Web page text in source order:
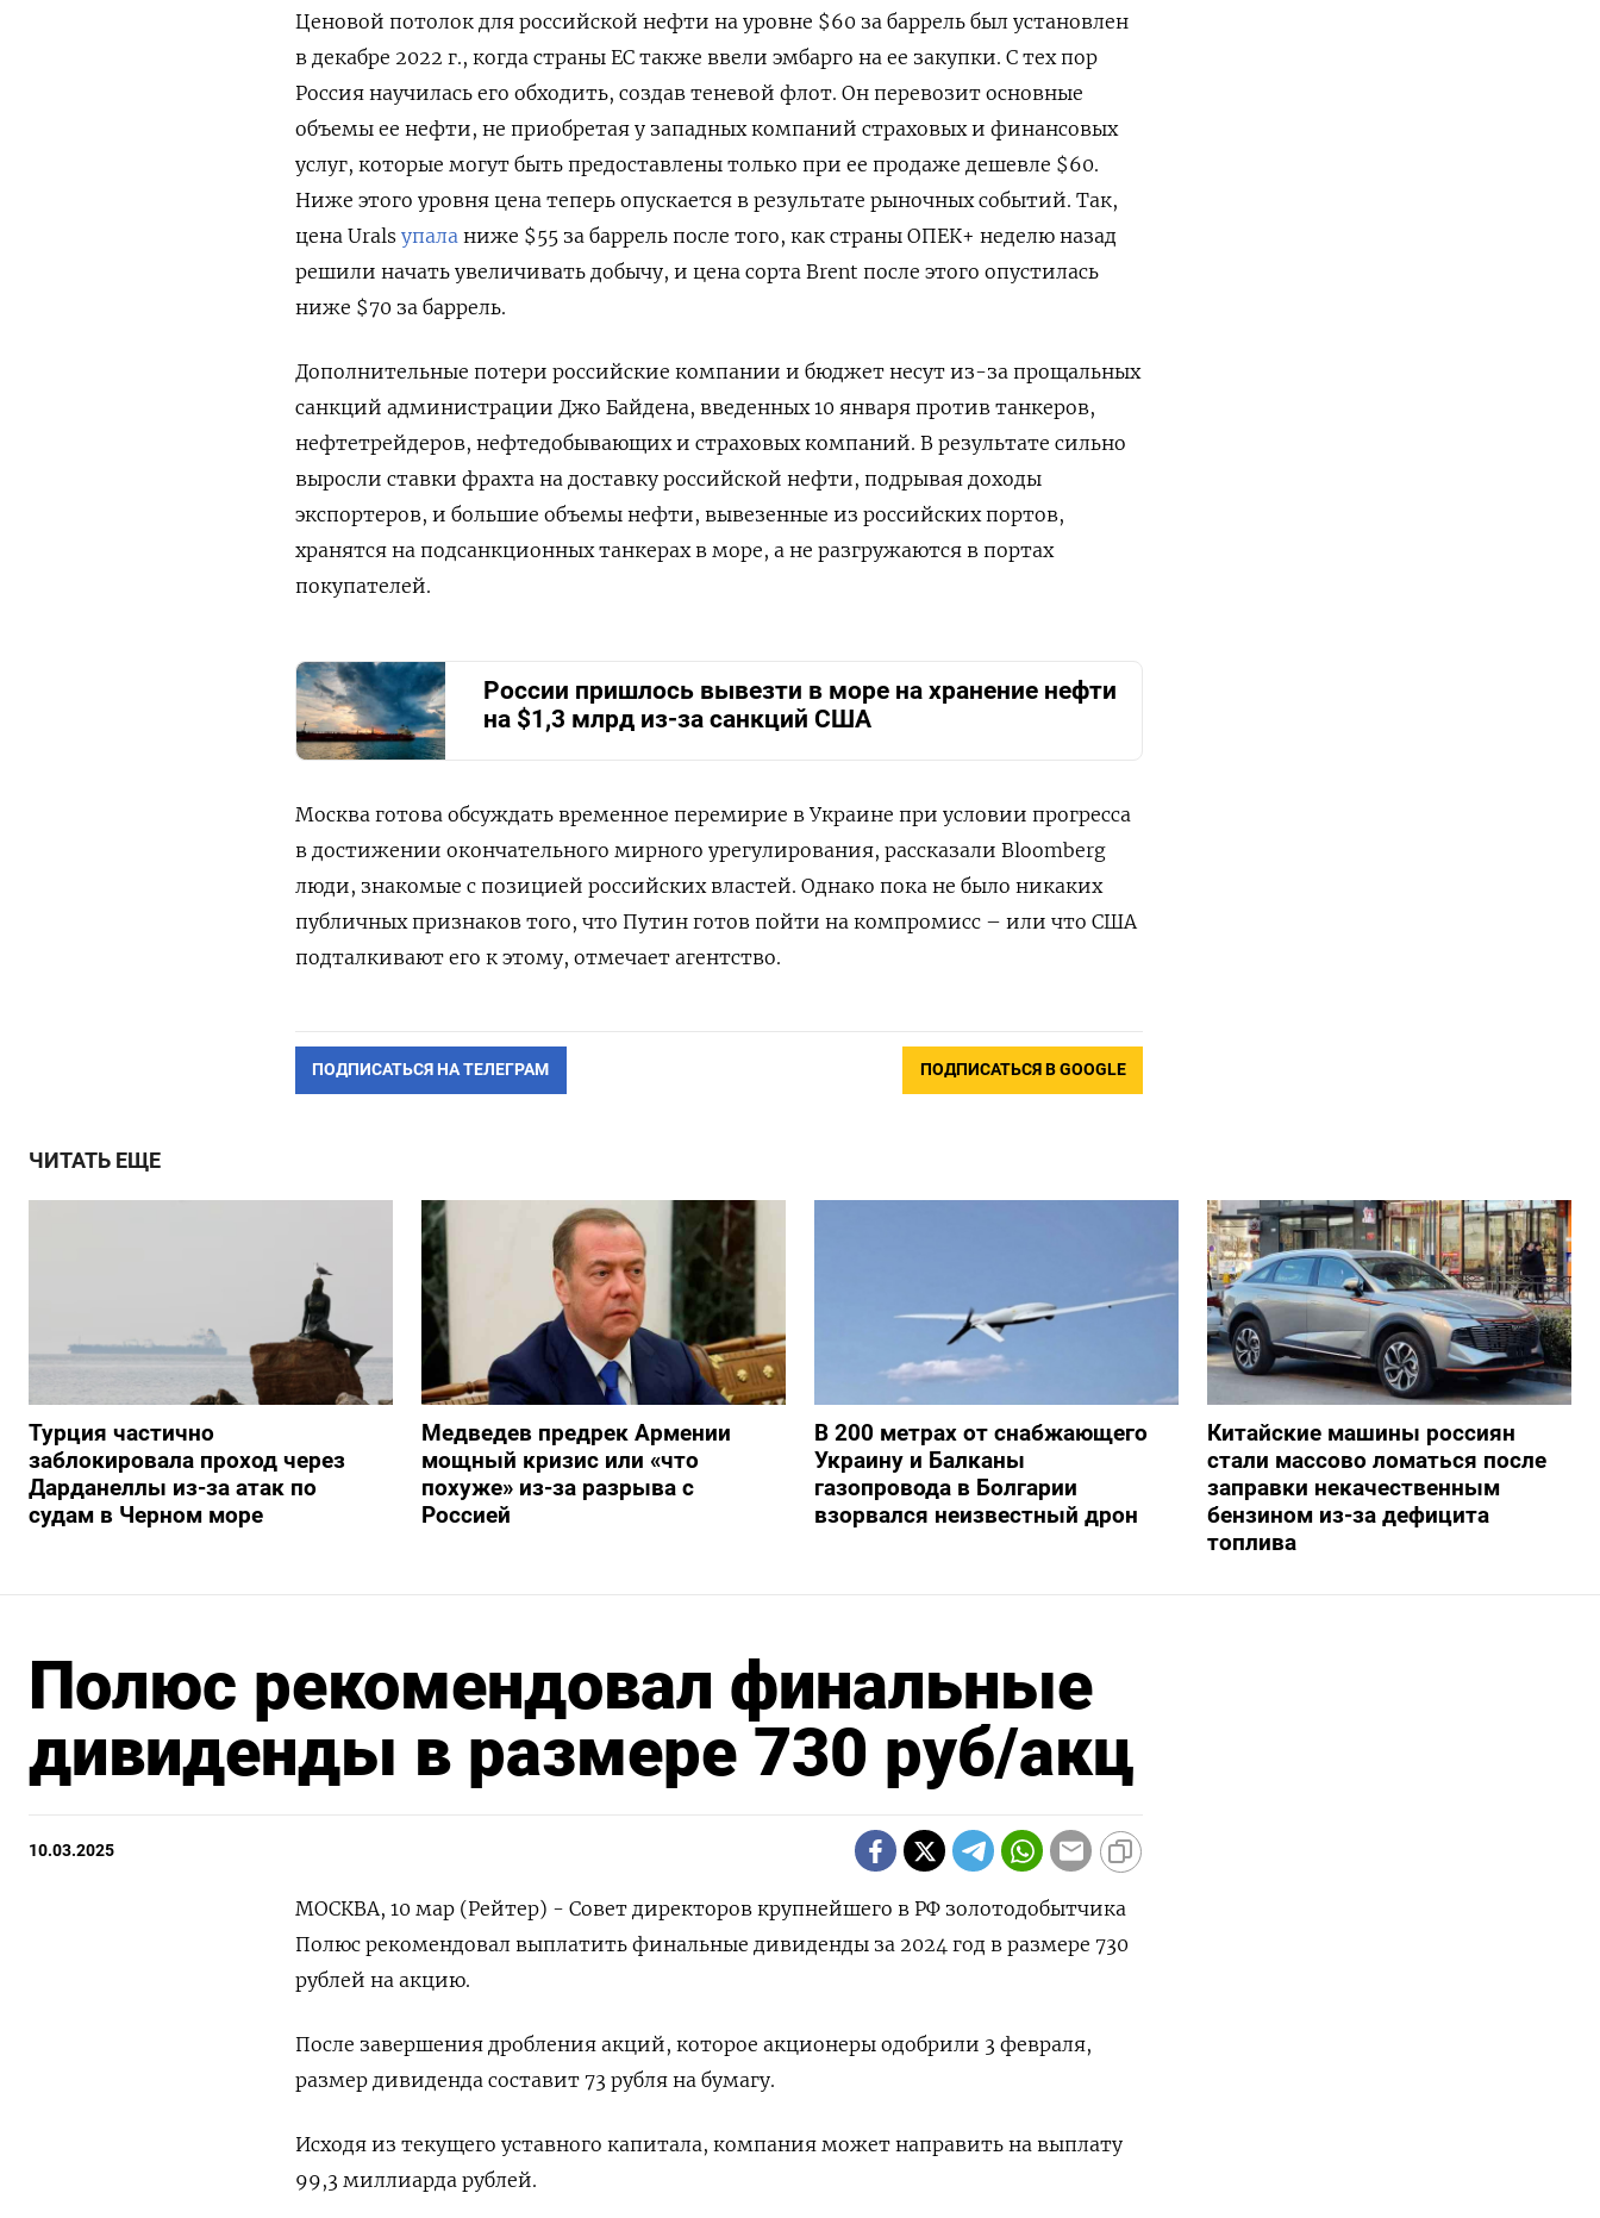
Ценовой потолок для российской нефти на уровне $60 за баррель был установлен
в декабре 2022 г., когда страны ЕС также ввели эмбарго на ее закупки. С тех пор
Россия научилась его обходить, создав теневой флот. Он перевозит основные
объемы ее нефти, не приобретая у западных компаний страховых и финансовых
услуг, которые могут быть предоставлены только при ее продаже дешевле $60.
Ниже этого уровня цена теперь опускается в результате рыночных событий. Так,
цена Urals упала ниже $55 за баррель после того, как страны ОПЕК+ неделю назад
решили начать увеличивать добычу, и цена сорта Brent после этого опустилась
ниже $70 за баррель.
Дополнительные потери российские компании и бюджет несут из-за прощальных
санкций администрации Джо Байдена, введенных 10 января против танкеров,
нефтетрейдеров, нефтедобывающих и страховых компаний. В результате сильно
выросли ставки фрахта на доставку российской нефти, подрывая доходы
экспортеров, и большие объемы нефти, вывезенные из российских портов,
хранятся на подсанкционных танкерах в море, а не разгружаются в портах
покупателей.
России пришлось вывезти в море на хранение нефти
на $1,3 млрд из-за санкций США
Москва готова обсуждать временное перемирие в Украине при условии прогресса
в достижении окончательного мирного урегулирования, рассказали Bloomberg
люди, знакомые с позицией российских властей. Однако пока не было никаких
публичных признаков того, что Путин готов пойти на компромисс – или что США
подталкивают его к этому, отмечает агентство.
ПОДПИСАТЬСЯ НА ТЕЛЕГРАМ ПОДПИСАТЬСЯ В GOOGLE
ЧИТАТЬ ЕЩЕ
Турция частично
заблокировала проход через
Дарданеллы из-за атак по
судам в Черном море
Медведев предрек Армении
мощный кризис или «что
похуже» из-за разрыва с
Россией
В 200 метрах от снабжающего
Украину и Балканы
газопровода в Болгарии
взорвался неизвестный дрон
Китайские машины россиян
стали массово ломаться после
заправки некачественным
бензином из-за дефицита
топлива
Полюс рекомендовал финальные
дивиденды в размере 730 руб/акц
10.03.2025
МОСКВА, 10 мар (Рейтер) - Совет директоров крупнейшего в РФ золотодобытчика
Полюс рекомендовал выплатить финальные дивиденды за 2024 год в размере 730
рублей на акцию.
После завершения дробления акций, которое акционеры одобрили 3 февраля,
размер дивиденда составит 73 рубля на бумагу.
Исходя из текущего уставного капитала, компания может направить на выплату
99,3 миллиарда рублей.